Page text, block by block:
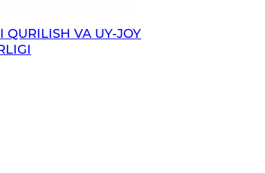
QURILISH VA UY-JOY